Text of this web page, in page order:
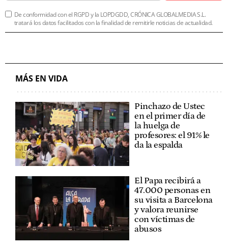
De conformidad con el RGPD y la LOPDGDD, CRÓNICA GLOBALMEDIA S.L.
tratará los datos facilitados con la finalidad de remitirle noticias de actualidad.
MÁS EN VIDA
Pinchazo de Ustec
en el primer día de
la huelga de
profesores: el 91% le
da la espalda
El Papa recibirá a
47.000 personas en
su visita a Barcelona
y valora reunirse
con víctimas de
abusos